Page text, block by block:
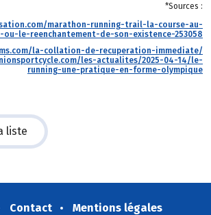
*Sources :
marathon-running-trail-la-course-au-
ou-le-reenchantement-de-son-existence-253058
la-collation-de-recuperation-immediate/
les-actualites/2025-04-14/le-
running-une-pratique-en-forme-olympique
liste
Contact
Mentions légales